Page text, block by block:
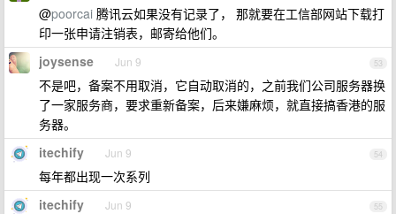
@poorcai 腾讯云如果没有记录了， 那就要在工信部网站下载打
印一张申请注销表，邮寄给他们。
53
joysense Jun 9
不是吧，备案不用取消，它自动取消的，之前我们公司服务器换
了一家服务商，要求重新备案，后来嫌麻烦，就直接搞香港的服
务器。
54
itechify Jun 9
每年都出现一次系列
55
itechify Jun 9